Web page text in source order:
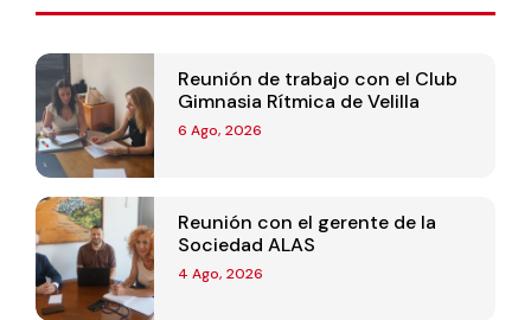
Reunión de trabajo con el Club
Gimnasia Rítmica de Velilla
6 Ago, 2026
Reunión con el gerente de la
Sociedad ALAS
4 Ago, 2026